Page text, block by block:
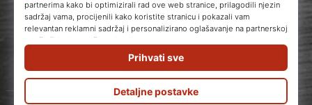
WePlayVolleyball.hr